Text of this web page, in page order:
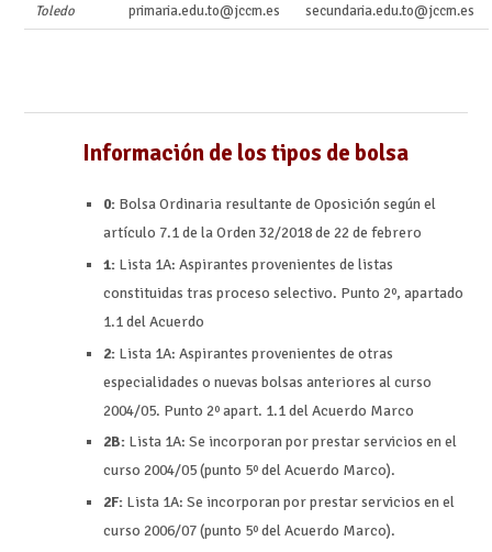
Toledo primaria.edu.to@jccm.es secundaria.edu.to@jccm.es
Información de los tipos de bolsa
0: Bolsa Ordinaria resultante de Oposición según el
artículo 7.1 de la Orden 32/2018 de 22 de febrero
1: Lista 1A: Aspirantes provenientes de listas
constituidas tras proceso selectivo. Punto 2º, apartado
1.1 del Acuerdo
2: Lista 1A: Aspirantes provenientes de otras
especialidades o nuevas bolsas anteriores al curso
2004/05. Punto 2º apart. 1.1 del Acuerdo Marco
2B: Lista 1A: Se incorporan por prestar servicios en el
curso 2004/05 (punto 5º del Acuerdo Marco).
2F: Lista 1A: Se incorporan por prestar servicios en el
curso 2006/07 (punto 5º del Acuerdo Marco).